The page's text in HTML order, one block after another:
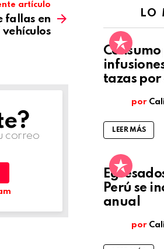
artículo
fallas en
correo
LO
tazas por
por
LEER MÁS
Perú se
anual
por